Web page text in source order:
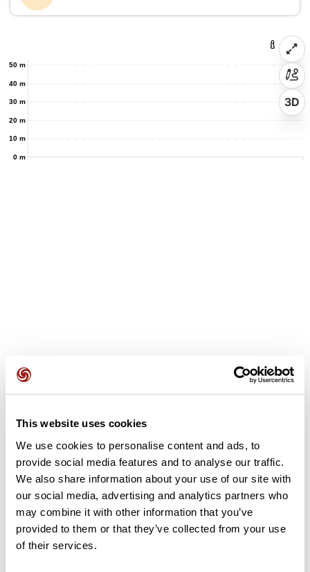
This website uses cookies
We use cookies to personalise content and ads, to
provide social media features and to analyse our traffic.
We also share information about your use of our site with
our social media, advertising and analytics partners who
may combine it with other information that you’ve
provided to them or that they’ve collected from your use
of their services.
0 m
10 m
20 m
30 m
40 m
50 m
3D
Avis des utilisateurs
Soyez le premier à ajouter un avis !
Ajouter un avis
Résumé